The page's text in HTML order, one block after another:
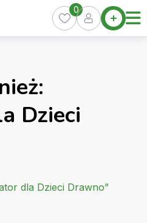
Home
Oferty
Kurs
0
Dzieci
dla Dzieci Drawno”